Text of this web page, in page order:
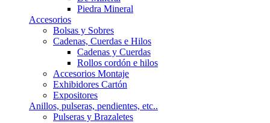
Piedra Mineral
Accesorios
Bolsas y Sobres
Cadenas, Cuerdas e Hilos
Cadenas y Cuerdas
Rollos cordón e hilos
Accesorios Montaje
Exhibidores Cartón
Expositores
Anillos, pulseras, pendientes, etc..
Pulseras y Brazaletes